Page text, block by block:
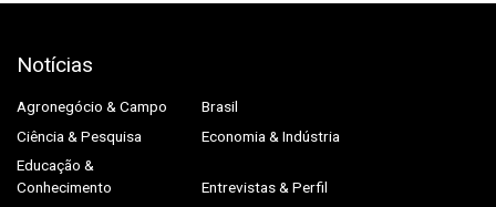
Notícias
Agronegócio & Campo
Brasil
Ciência & Pesquisa
Economia & Indústria
Educação &
Conhecimento
Entrevistas & Perfil